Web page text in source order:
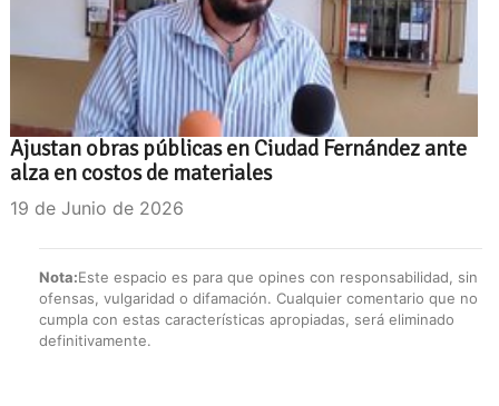
Ajustan obras públicas en Ciudad Fernández ante
alza en costos de materiales
19 de Junio de 2026
Nota:Este espacio es para que opines con responsabilidad, sin
ofensas, vulgaridad o difamación. Cualquier comentario que no
cumpla con estas características apropiadas, será eliminado
definitivamente.